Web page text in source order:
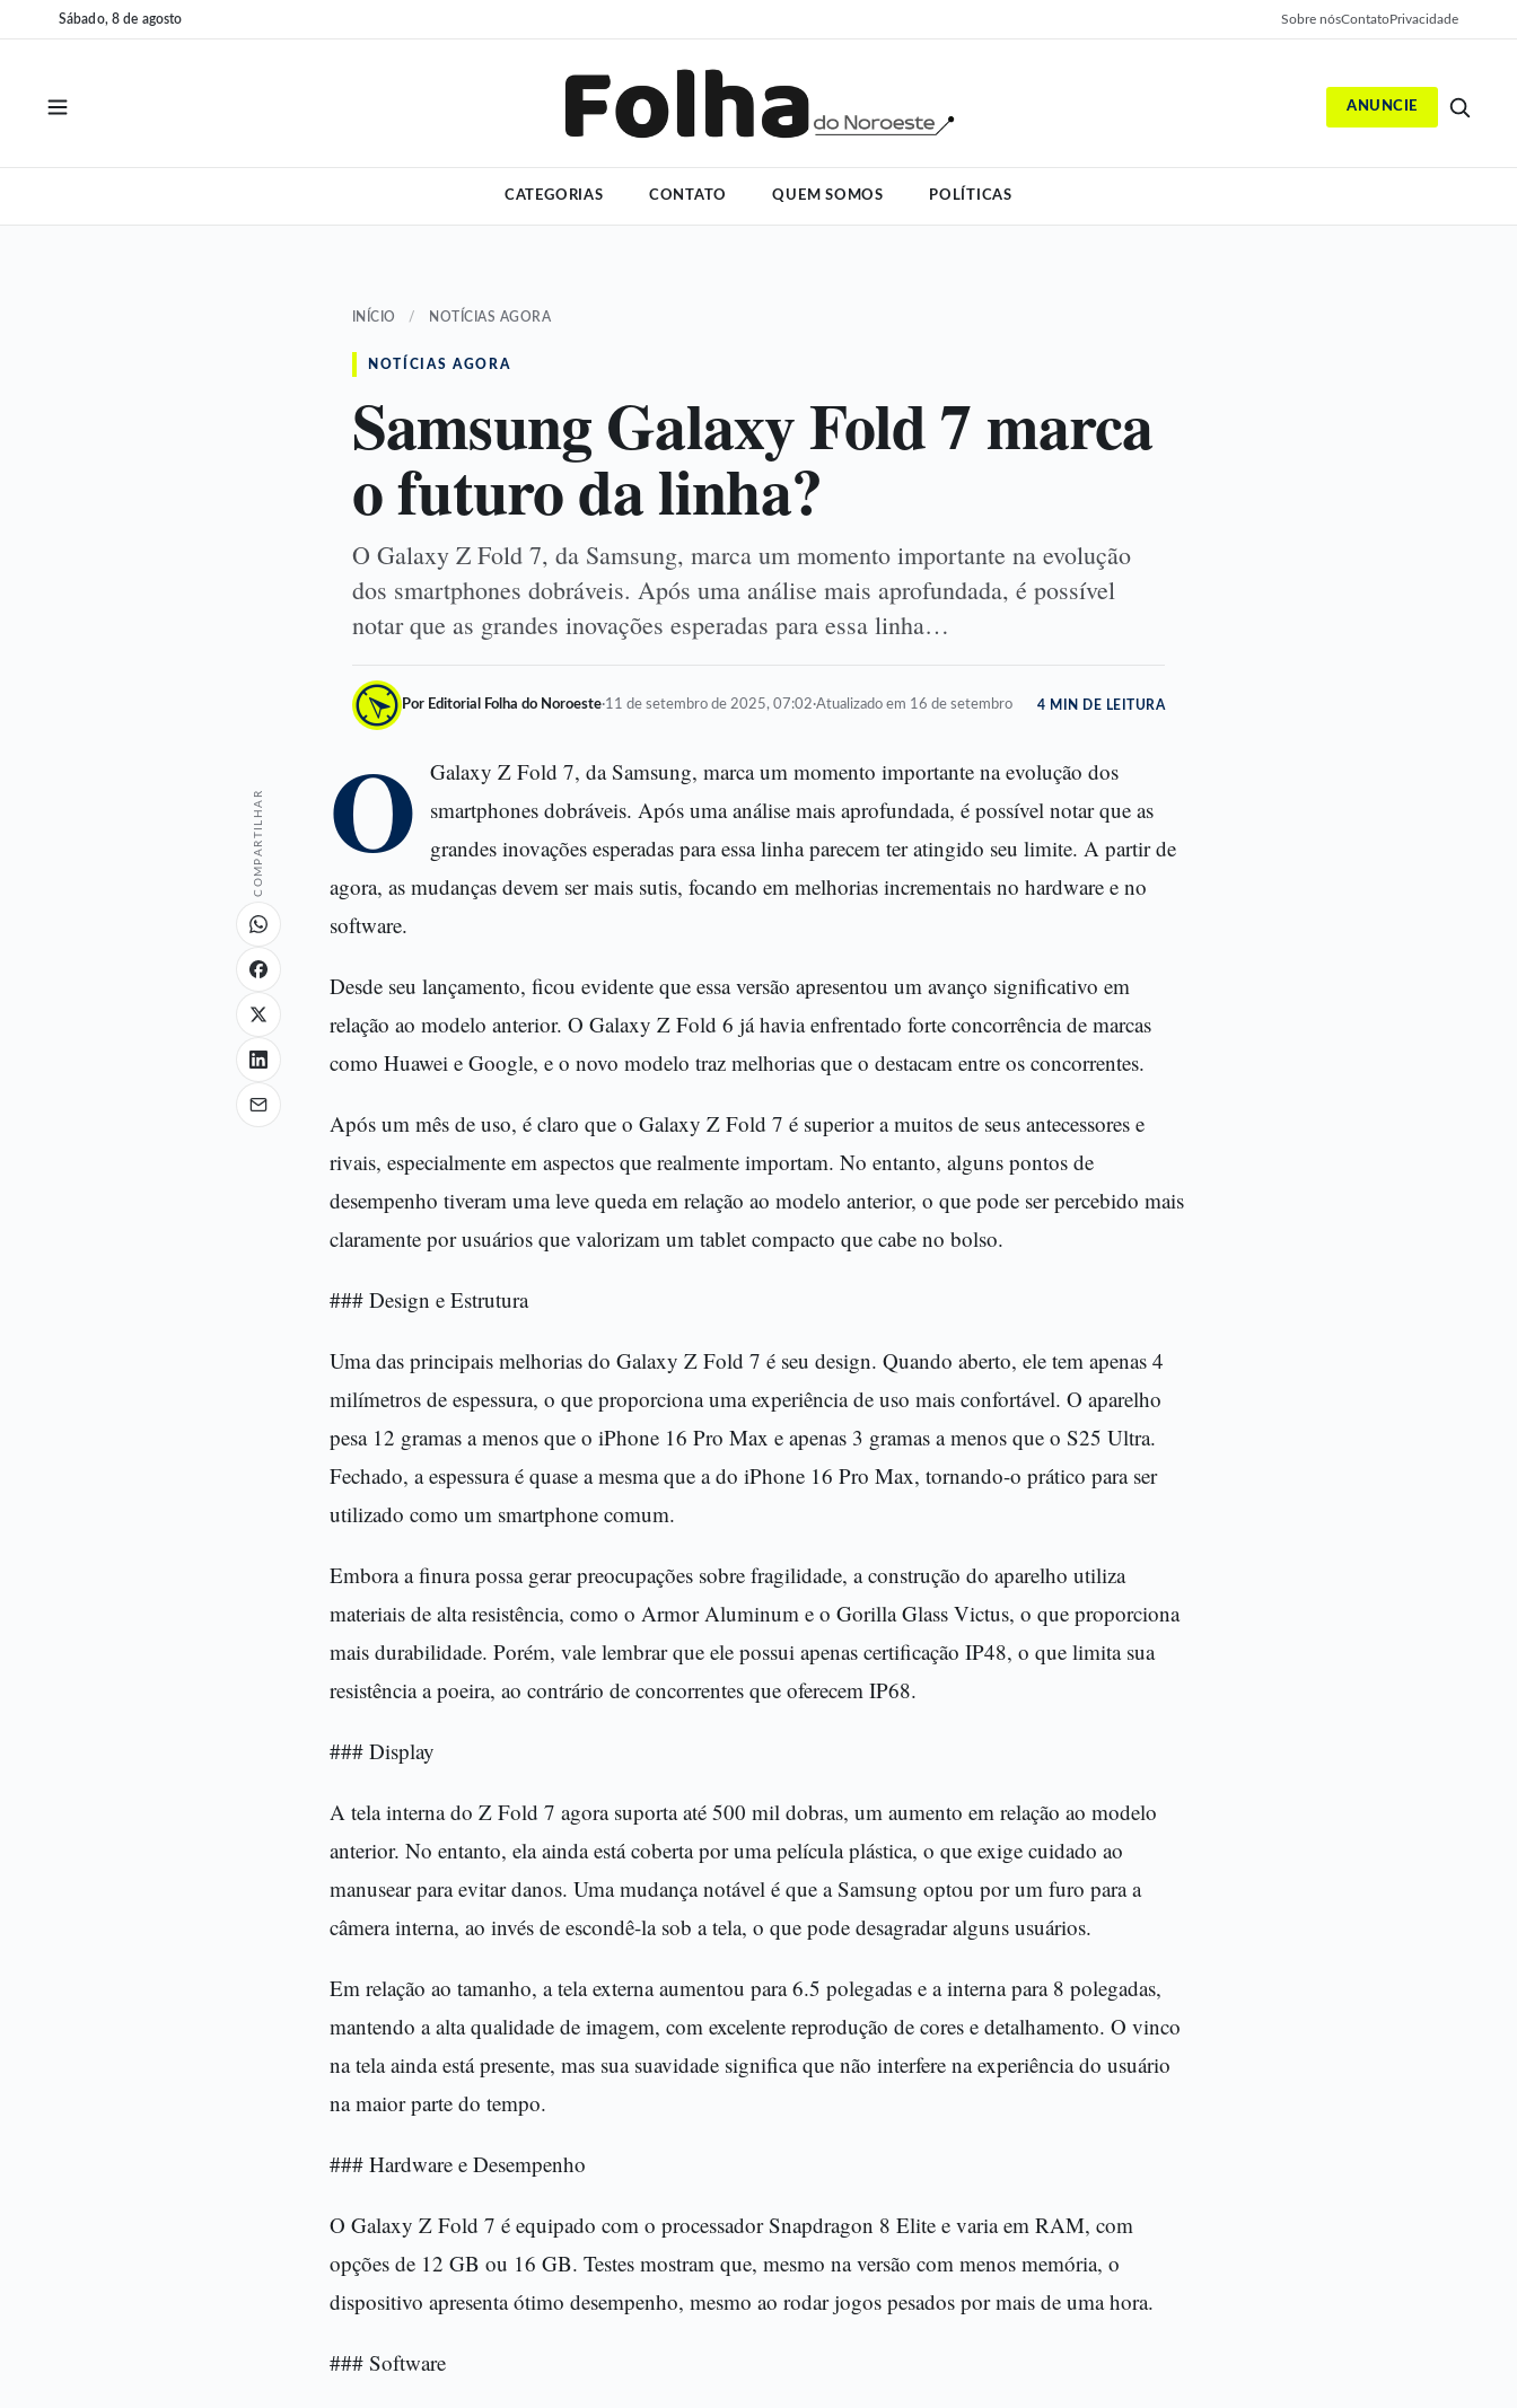
para
para
Sábado, 8 de agosto Sobre nósContatoPrivacidade
ANUNCIE
CATEGORIAS CONTATO QUEM SOMOS POLÍTICAS
INÍCIO / NOTÍCIAS AGORA
NOTÍCIAS AGORA
Samsung Galaxy Fold 7 marca
o futuro da linha?
O Galaxy Z Fold 7, da Samsung, marca um momento importante na evolução
dos smartphones dobráveis. Após uma análise mais aprofundada, é possível
notar que as grandes inovações esperadas para essa linha…
Por Editorial Folha do Noroeste·11 de setembro de 2025, 07:02·Atualizado em 16 de setembro 4 MIN DE LEITURA
COMPARTILHAR O Galaxy Z Fold 7, da Samsung, marca um momento importante na evolução dos
smartphones dobráveis. Após uma análise mais aprofundada, é possível notar que as
grandes inovações esperadas para essa linha parecem ter atingido seu limite. A partir de
agora, as mudanças devem ser mais sutis, focando em melhorias incrementais no hardware e no
software.
Desde seu lançamento, ficou evidente que essa versão apresentou um avanço significativo em
relação ao modelo anterior. O Galaxy Z Fold 6 já havia enfrentado forte concorrência de marcas
como Huawei e Google, e o novo modelo traz melhorias que o destacam entre os concorrentes.
Após um mês de uso, é claro que o Galaxy Z Fold 7 é superior a muitos de seus antecessores e
rivais, especialmente em aspectos que realmente importam. No entanto, alguns pontos de
desempenho tiveram uma leve queda em relação ao modelo anterior, o que pode ser percebido mais
claramente por usuários que valorizam um tablet compacto que cabe no bolso.
### Design e Estrutura
Uma das principais melhorias do Galaxy Z Fold 7 é seu design. Quando aberto, ele tem apenas 4
milímetros de espessura, o que proporciona uma experiência de uso mais confortável. O aparelho
pesa 12 gramas a menos que o iPhone 16 Pro Max e apenas 3 gramas a menos que o S25 Ultra.
Fechado, a espessura é quase a mesma que a do iPhone 16 Pro Max, tornando-o prático para ser
utilizado como um smartphone comum.
Embora a finura possa gerar preocupações sobre fragilidade, a construção do aparelho utiliza
materiais de alta resistência, como o Armor Aluminum e o Gorilla Glass Victus, o que proporciona
mais durabilidade. Porém, vale lembrar que ele possui apenas certificação IP48, o que limita sua
resistência a poeira, ao contrário de concorrentes que oferecem IP68.
### Display
A tela interna do Z Fold 7 agora suporta até 500 mil dobras, um aumento em relação ao modelo
anterior. No entanto, ela ainda está coberta por uma película plástica, o que exige cuidado ao
manusear para evitar danos. Uma mudança notável é que a Samsung optou por um furo para a
câmera interna, ao invés de escondê-la sob a tela, o que pode desagradar alguns usuários.
Em relação ao tamanho, a tela externa aumentou para 6.5 polegadas e a interna para 8 polegadas,
mantendo a alta qualidade de imagem, com excelente reprodução de cores e detalhamento. O vinco
na tela ainda está presente, mas sua suavidade significa que não interfere na experiência do usuário
na maior parte do tempo.
### Hardware e Desempenho
O Galaxy Z Fold 7 é equipado com o processador Snapdragon 8 Elite e varia em RAM, com
opções de 12 GB ou 16 GB. Testes mostram que, mesmo na versão com menos memória, o
dispositivo apresenta ótimo desempenho, mesmo ao rodar jogos pesados por mais de uma hora.
### Software